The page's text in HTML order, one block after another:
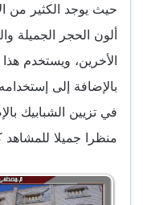
حيث يوجد الكثير من
ألون الحجر الجميلة
الأخرين، ويستخدم
بالإضافة إلى
في تزيين الشبابيك
منظرا جميلا